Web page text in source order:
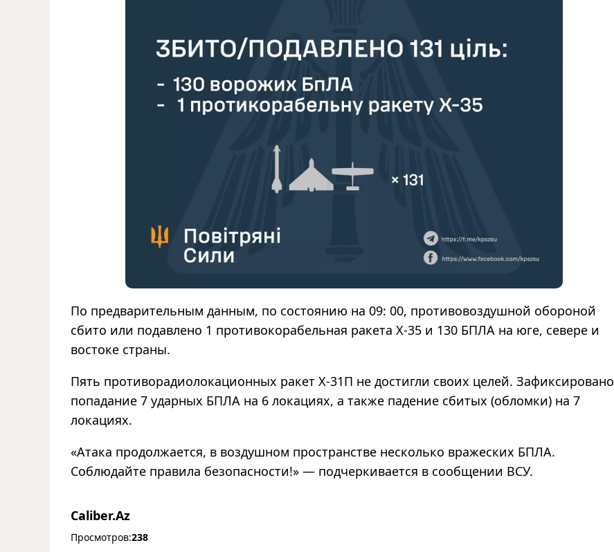
По предварительным данным, по состоянию на 09: 00, противовоздушной обороной
сбито или подавлено 1 противокорабельная ракета Х-35 и 130 БПЛА на юге, севере и
востоке страны.
Пять противорадиолокационных ракет Х-31П не достигли своих целей. Зафиксировано
попадание 7 ударных БПЛА на 6 локациях, а также падение сбитых (обломки) на 7
локациях.
«Атака продолжается, в воздушном пространстве несколько вражеских БПЛА.
Соблюдайте правила безопасности!» — подчеркивается в сообщении ВСУ.
Caliber.Az
Просмотров:238